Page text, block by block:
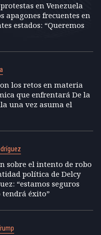
en Venezuela
apagones frecuentes en
estados: “Queremos
los retos en materia
que enfrentará De la
una vez asuma el
sobre el intento de robo
política de Delcy
“estamos seguros
tendrá éxito”